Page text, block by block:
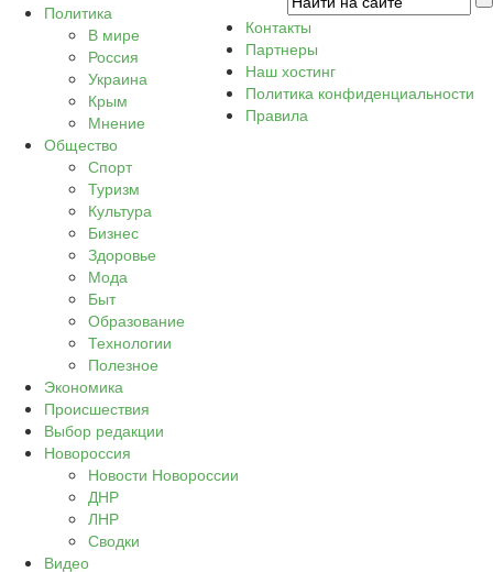
Политика
В мире
Россия
Украина
Крым
Мнение
Общество
Спорт
Туризм
Культура
Бизнес
Здоровье
Мода
Быт
Образование
Технологии
Полезное
Экономика
Происшествия
Выбор редакции
Новороссия
Новости Новороссии
ДНР
ЛНР
Сводки
Видео
Контакты
Партнеры
Наш хостинг
Политика конфиденциальности
Правила